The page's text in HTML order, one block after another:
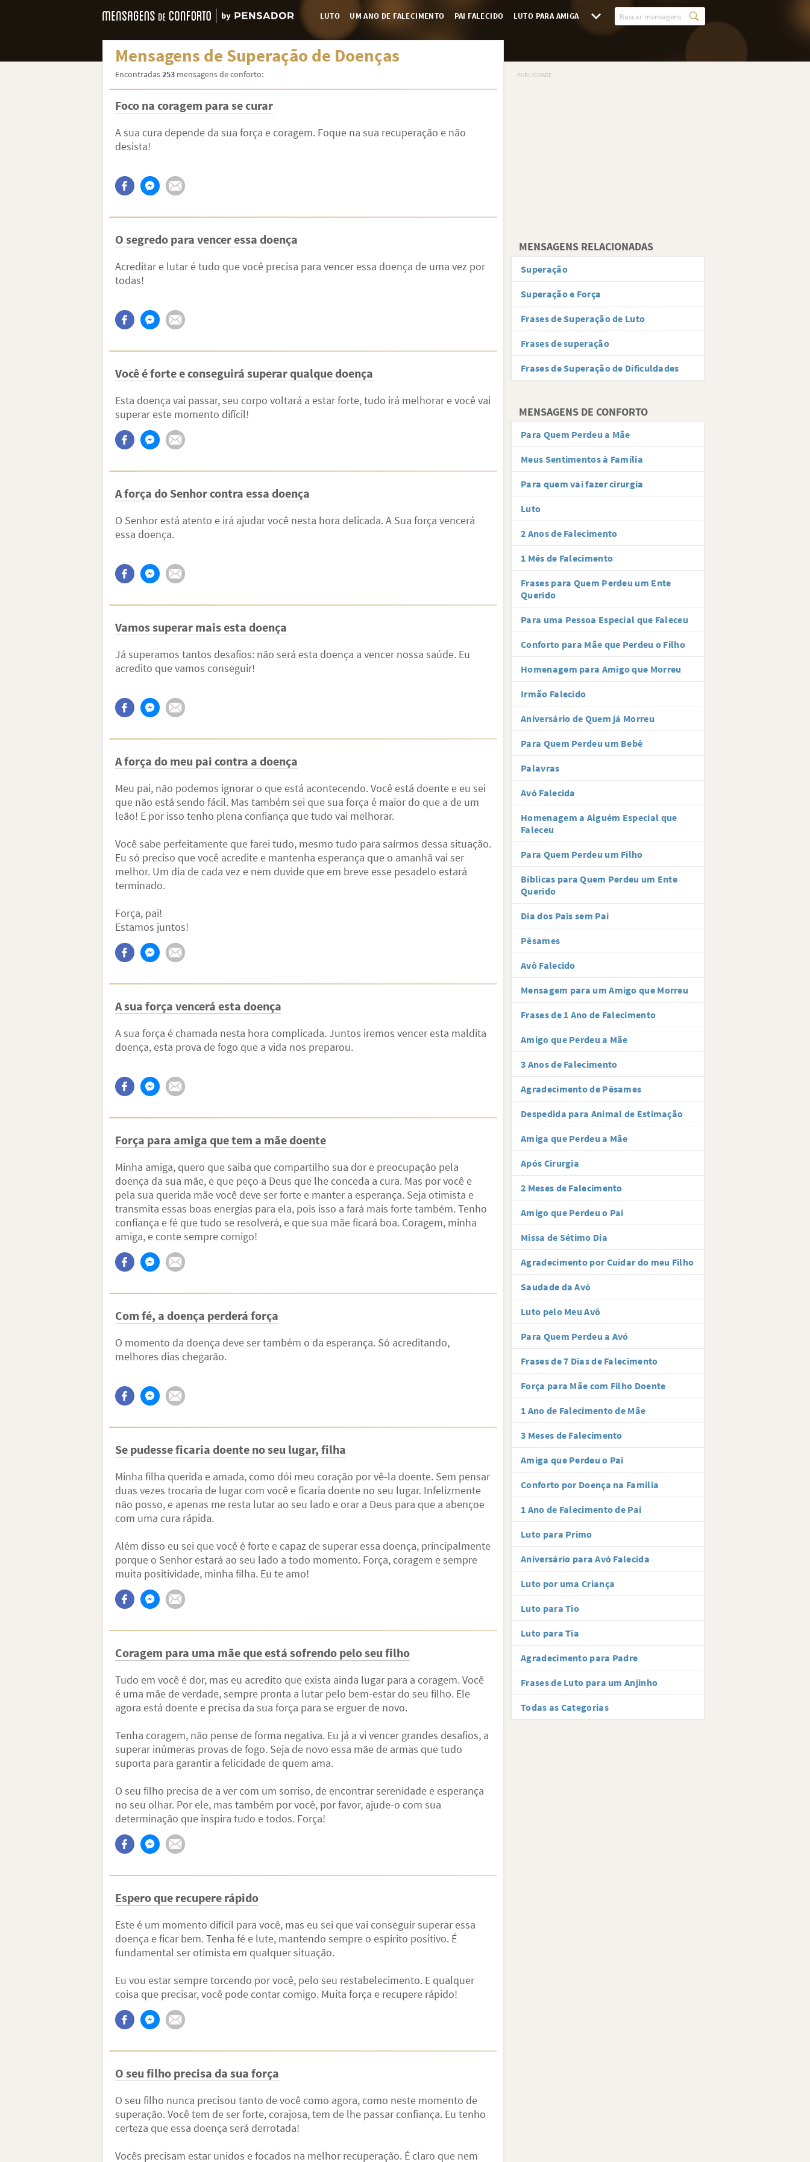
LUTO UM ANO DE FALECIMENTO PAI FALECIDO LUTO PARA AMIGA
Mensagens de Superação de Doenças
Encontradas253mensagens de conforto:
Foco na coragem para se curar
A sua cura depende da sua força e coragem. Foque na sua recuperação e não
desista!
O segredo para vencer essa doença
Acreditar e lutar é tudo que você precisa para vencer essa doença de uma vez por
todas!
Você é forte e conseguirá superar qualque doença
Esta doença vai passar, seu corpo voltará a estar forte, tudo irá melhorar e você vai
superar este momento difícil!
A força do Senhor contra essa doença
O Senhor está atento e irá ajudar você nesta hora delicada. A Sua força vencerá
essa doença.
Vamos superar mais esta doença
Já superamos tantos desafios: não será esta doença a vencer nossa saúde. Eu
acredito que vamos conseguir!
A força do meu pai contra a doença
Meu pai, não podemos ignorar o que está acontecendo. Você está doente e eu sei
que não está sendo fácil. Mas também sei que sua força é maior do que a de um
leão! E por isso tenho plena confiança que tudo vai melhorar.
Você sabe perfeitamente que farei tudo, mesmo tudo para saírmos dessa situação.
Eu só preciso que você acredite e mantenha esperança que o amanhã vai ser
melhor. Um dia de cada vez e nem duvide que em breve esse pesadelo estará
terminado.
Força, pai!
Estamos juntos!
A sua força vencerá esta doença
A sua força é chamada nesta hora complicada. Juntos iremos vencer esta maldita
doença, esta prova de fogo que a vida nos preparou.
Força para amiga que tem a mãe doente
Minha amiga, quero que saiba que compartilho sua dor e preocupação pela
doença da sua mãe, e que peço a Deus que lhe conceda a cura. Mas por você e
pela sua querida mãe você deve ser forte e manter a esperança. Seja otimista e
transmita essas boas energias para ela, pois isso a fará mais forte também. Tenho
confiança e fé que tudo se resolverá, e que sua mãe ficará boa. Coragem, minha
amiga, e conte sempre comigo!
Com fé, a doença perderá força
O momento da doença deve ser também o da esperança. Só acreditando,
melhores dias chegarão.
Se pudesse ficaria doente no seu lugar, filha
Minha filha querida e amada, como dói meu coração por vê-la doente. Sem pensar
duas vezes trocaria de lugar com você e ficaria doente no seu lugar. Infelizmente
não posso, e apenas me resta lutar ao seu lado e orar a Deus para que a abençoe
com uma cura rápida.
Além disso eu sei que você é forte e capaz de superar essa doença, principalmente
porque o Senhor estará ao seu lado a todo momento. Força, coragem e sempre
muita positividade, minha filha. Eu te amo!
Coragem para uma mãe que está sofrendo pelo seu filho
Tudo em você é dor, mas eu acredito que exista ainda lugar para a coragem. Você
é uma mãe de verdade, sempre pronta a lutar pelo bem-estar do seu filho. Ele
agora está doente e precisa da sua força para se erguer de novo.
Tenha coragem, não pense de forma negativa. Eu já a vi vencer grandes desafios, a
superar inúmeras provas de fogo. Seja de novo essa mãe de armas que tudo
suporta para garantir a felicidade de quem ama.
O seu filho precisa de a ver com um sorriso, de encontrar serenidade e esperança
no seu olhar. Por ele, mas também por você, por favor, ajude-o com sua
determinação que inspira tudo e todos. Força!
Espero que recupere rápido
Este é um momento difícil para você, mas eu sei que vai conseguir superar essa
doença e ficar bem. Tenha fé e lute, mantendo sempre o espírito positivo. É
fundamental ser otimista em qualquer situação.
Eu vou estar sempre torcendo por você, pelo seu restabelecimento. E qualquer
coisa que precisar, você pode contar comigo. Muita força e recupere rápido!
O seu filho precisa da sua força
O seu filho nunca precisou tanto de você como agora, como neste momento de
superação. Você tem de ser forte, corajosa, tem de lhe passar confiança. Eu tenho
certeza que essa doença será derrotada!
Vocês precisam estar unidos e focados na melhor recuperação. É claro que nem
MENSAGENS RELACIONADAS
Superação
Superação e Força
Frases de Superação de Luto
Frases de superação
Frases de Superação de Dificuldades
MENSAGENS DE CONFORTO
Para Quem Perdeu a Mãe
Meus Sentimentos à Família
Para quem vai fazer cirurgia
Luto
2 Anos de Falecimento
1 Mês de Falecimento
Frases para Quem Perdeu um Ente
Querido
Para uma Pessoa Especial que Faleceu
Conforto para Mãe que Perdeu o Filho
Homenagem para Amigo que Morreu
Irmão Falecido
Aniversário de Quem já Morreu
Para Quem Perdeu um Bebê
Palavras
Avó Falecida
Homenagem a Alguém Especial que
Faleceu
Para Quem Perdeu um Filho
Bíblicas para Quem Perdeu um Ente
Querido
Dia dos Pais sem Pai
Pêsames
Avô Falecido
Mensagem para um Amigo que Morreu
Frases de 1 Ano de Falecimento
Amigo que Perdeu a Mãe
3 Anos de Falecimento
Agradecimento de Pêsames
Despedida para Animal de Estimação
Amiga que Perdeu a Mãe
Após Cirurgia
2 Meses de Falecimento
Amigo que Perdeu o Pai
Missa de Sétimo Dia
Agradecimento por Cuidar do meu Filho
Saudade da Avó
Luto pelo Meu Avô
Para Quem Perdeu a Avó
Frases de 7 Dias de Falecimento
Força para Mãe com Filho Doente
1 Ano de Falecimento de Mãe
3 Meses de Falecimento
Amiga que Perdeu o Pai
Conforto por Doença na Família
1 Ano de Falecimento de Pai
Luto para Primo
Aniversário para Avó Falecida
Luto por uma Criança
Luto para Tio
Luto para Tia
Agradecimento para Padre
Frases de Luto para um Anjinho
Todas as Categorias